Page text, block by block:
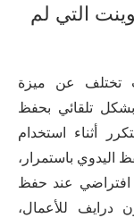
التي لم
تختلف عن ميزة
بشكل تلقائي بحفظ
أثناء استخدام
اليدوي باستمرار،
افتراضي عند حفظ
درايف للأعمال،